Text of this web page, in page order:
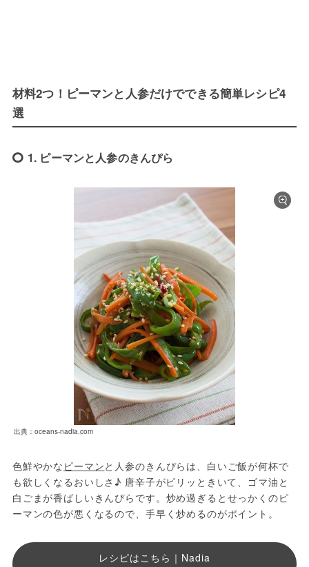
材料2つ！ピーマンと人参だけでできる簡単レシピ4
選
1. ピーマンと人参のきんぴら
出典：oceans-nadia.com
色鮮やかな ピーマンと人参のきんぴらは、白いご飯が何杯で
も欲しくなるおいしさ♪ 唐辛子がピリッときいて、ゴマ油と
白ごまが香ばしいきんぴらです。炒め過ぎるとせっかくのピ
ーマンの色が悪くなるので、手早く炒めるのがポイント。
レシピはこちら｜Nadia